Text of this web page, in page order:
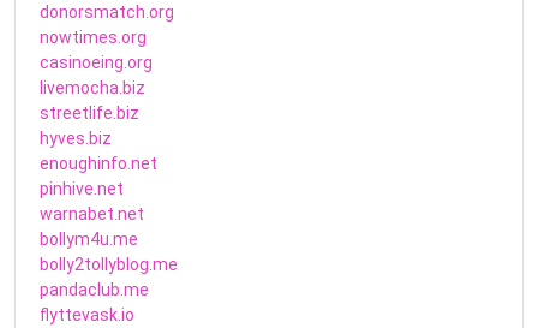
donorsmatch.org
nowtimes.org
casinoeing.org
livemocha.biz
streetlife.biz
hyves.biz
enoughinfo.net
pinhive.net
warnabet.net
bollym4u.me
bolly2tollyblog.me
pandaclub.me
flyttevask.io